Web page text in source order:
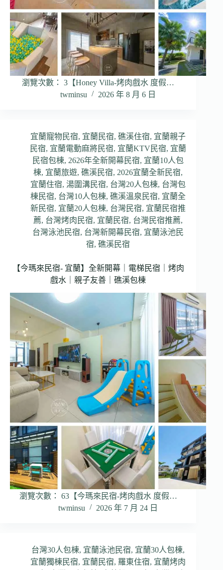
瀏覽次數： 3【Honey Villa-烤肉戲水 度假…
twminsu
2026 年 8 月 6 日
宜蘭寵物民宿, 宜蘭民宿,礁溪住宿, 宜蘭親子
民宿, 宜蘭電動麻將民宿, 宜蘭KTV民宿, 宜蘭
民宿包棟, 2626年全新開幕民宿, 宜蘭10人包
棟, 宜蘭旅遊,礁溪民宿, 2026宜蘭全新民宿,
宜蘭住宿,湯圍溝民宿, 台灣20人包棟, 台灣包
棟民宿, 台灣10人包棟,礁溪溫泉民宿, 宜蘭全
新民宿, 宜蘭20人包棟, 台灣民宿, 宜蘭民宿推
薦, 台灣烤肉民宿, 宜蘭民宿, 台灣民宿推薦,
台灣泳池民宿, 台灣新開幕民宿, 宜蘭泳池民
宿,礁溪民宿
【今瑪來民宿- 宜蘭】全新開幕｜電梯民宿｜烤肉
戲水｜親子友善｜礁溪包棟
瀏覽次數： 63【今瑪來民宿-烤肉戲水 度假…
twminsu
2026 年 7 月 24 日
台灣30人包棟, 宜蘭泳池民宿, 宜蘭30人包棟,
宜蘭獨棟民宿, 宜蘭民宿, 羅東住宿, 宜蘭烤肉